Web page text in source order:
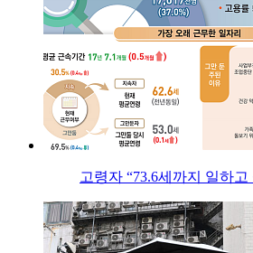
고령자 “73.6세까지 일하고